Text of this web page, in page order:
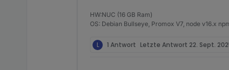
HW:NUC (16 GB Ram)
OS: Debian Bullseye, Promox V7, node v16.x
L 1 Antwort Letzte Antwort 22. Sept.